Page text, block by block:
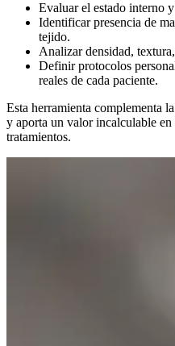
Evaluar el estado interno
Identificar presencia de
tejido.
Analizar densidad,
Definir protocolos
reales de cada paciente.
Esta herramienta complementa
y aporta un valor incalculable
tratamientos.